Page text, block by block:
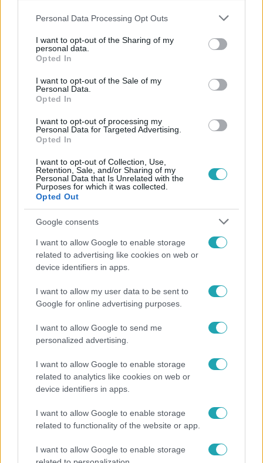
Please note that this website/app uses one or more Google
not limited to your visit or usage behaviour. You may click to
grant or deny consent to Google and its third-party tags to
use your data for below specified purposes in below Google
consent section.
Personal Data Processing Opt Outs
I want to opt-out of the Sharing of my
personal data.
Opted In
I want to opt-out of the Sale of my
Personal Data.
Opted In
I want to opt-out of processing my
Personal Data for Targeted Advertising.
Opted In
I want to opt-out of Collection, Use,
Retention, Sale, and/or Sharing of my
Personal Data that Is Unrelated with the
Purposes for which it was collected.
Opted Out
Google consents
I want to allow Google to enable storage
related to advertising like cookies on web or
device identifiers in apps.
I want to allow my user data to be sent to
Google for online advertising purposes.
I want to allow Google to send me
personalized advertising.
I want to allow Google to enable storage
related to analytics like cookies on web or
device identifiers in apps.
I want to allow Google to enable storage
related to functionality of the website or app.
I want to allow Google to enable storage
HÚSVÉT #GASZTRONÓMIA #HÚSVÉTI SONKA
HÚSVÉT 2026
Népszerű
Hiába szeretnék, nem tudnak kimenteni egy
magára hagyott kutyát Miskolcon